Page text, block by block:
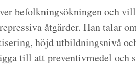
befolkningsökningen och
åtgärder. Han talar
höjd utbildningsnivå
till att preventivmedel och